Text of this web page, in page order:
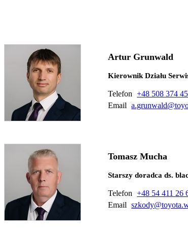
Artur Grunwald
Kierownik Działu
Telefon +48 508 374
Email
Tomasz Mucha
Starszy doradca ds.
Telefon +48 54 411 26
Email